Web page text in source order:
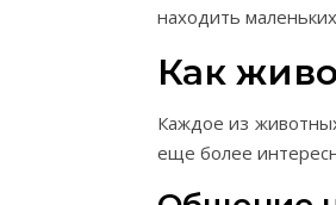
находить
Как
Каждое из
еще более